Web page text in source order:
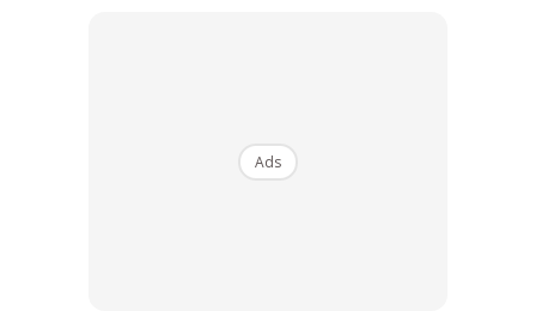
Ads